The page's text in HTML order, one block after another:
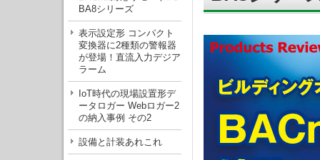
BA8シリーズ
表示設定形 コンパクト
変換器に2種類の警報器
が登場！直流入力デジア
ラーム
IoT時代の現場設置形デ
ータロガー Webロガー2
の納入事例 その2
設備と計装あれこれ